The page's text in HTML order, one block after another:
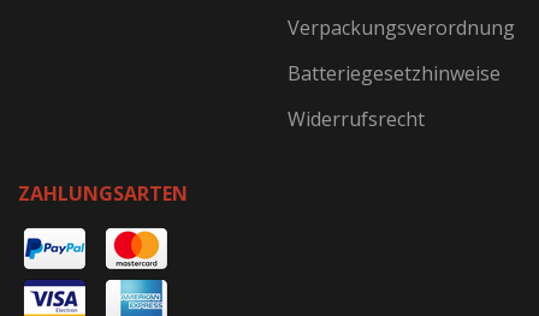
Verpackungsverordnung
Batteriegesetzhinweise
Widerrufsrecht
ZAHLUNGSARTEN